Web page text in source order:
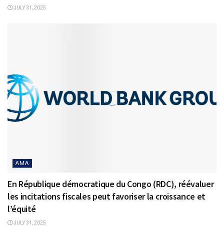
JULY 31, 2025
AMA
En République démocratique du Congo (RDC), réévaluer
les incitations fiscales peut favoriser la croissance et
l’équité
JULY 31, 2025